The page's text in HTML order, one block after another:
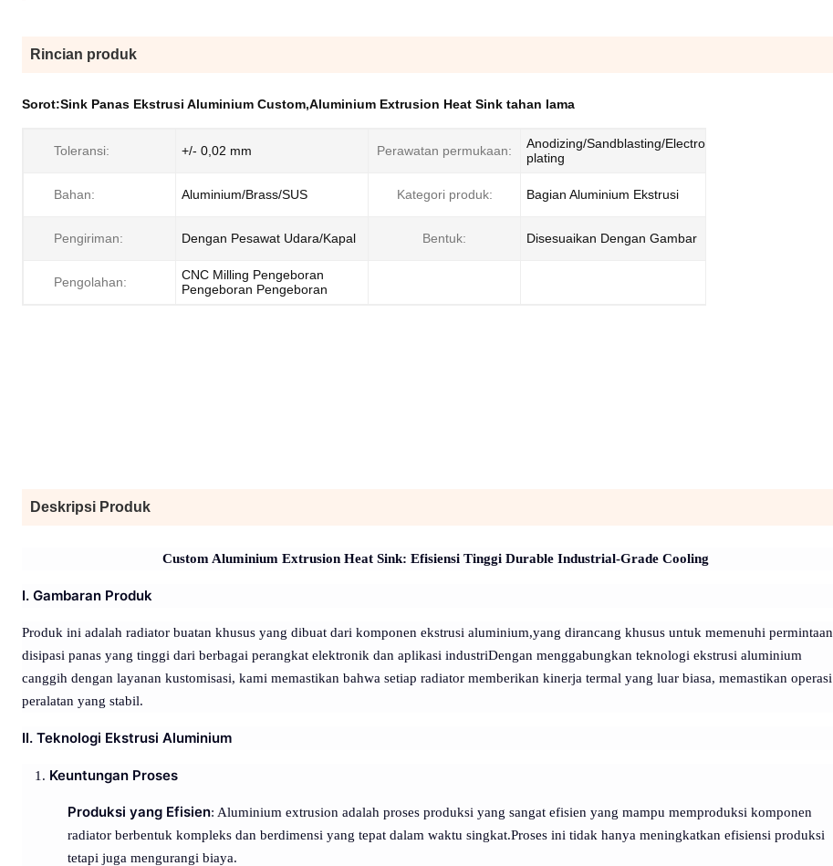
Rincian produk
Sorot:Sink Panas Ekstrusi Aluminium Custom,Aluminium Extrusion Heat Sink tahan lama
Toleransi: +/- 0,02 mm Perawatan permukaan:
Anodizing/Sandblasting/Electro
plating
Bahan: Aluminium/Brass/SUS Kategori produk: Bagian Aluminium Ekstrusi
Pengiriman: Dengan Pesawat Udara/Kapal Bentuk: Disesuaikan Dengan Gambar
Pengolahan:
CNC Milling Pengeboran
Pengeboran Pengeboran
Deskripsi Produk
Custom Aluminium Extrusion Heat Sink: Efisiensi Tinggi Durable Industrial-Grade Cooling
I. Gambaran Produk
Produk ini adalah radiator buatan khusus yang dibuat dari komponen ekstrusi aluminium,yang dirancang khusus untuk memenuhi permintaan
disipasi panas yang tinggi dari berbagai perangkat elektronik dan aplikasi industriDengan menggabungkan teknologi ekstrusi aluminium
canggih dengan layanan kustomisasi, kami memastikan bahwa setiap radiator memberikan kinerja termal yang luar biasa, memastikan operasi
peralatan yang stabil.
II. Teknologi Ekstrusi Aluminium
Keuntungan Proses
Produksi yang Efisien: Aluminium extrusion adalah proses produksi yang sangat efisien yang mampu memproduksi komponen
radiator berbentuk kompleks dan berdimensi yang tepat dalam waktu singkat.Proses ini tidak hanya meningkatkan efisiensi produksi
tetapi juga mengurangi biaya.